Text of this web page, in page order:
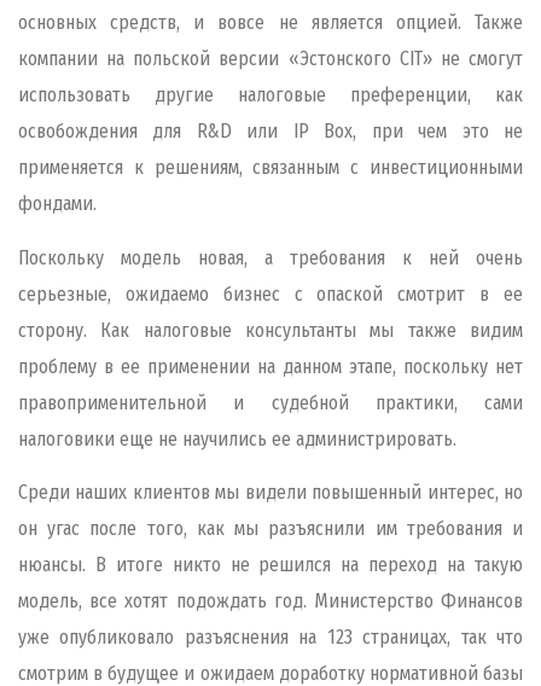
основных средств, и вовсе не является опцией. Также
компании на польской версии «Эстонского CIT» не смогут
использовать другие налоговые преференции, как
освобождения для
R& D или IP Box, при чем это не
применяется к решениям, связанным с инвестиционными
фондами.
Поскольку модель новая, а требования к ней очень
серьезные, ожидаемо бизнес с опаской смотрит в ее
сторону. Как налоговые консультанты мы также видим
проблему в ее применении на данном этапе, поскольку нет
правоприменительной и судебной практики, сами
налоговики еще не научились ее администрировать.
Среди наших клиентов мы видели повышенный интерес, но
он угас после того, как мы разъяснили им требования и
нюансы. В итоге никто не решился на переход на такую
модель, все хотят подождать год. Министерство Финансов
уже опубликовало разъяснения на 123 страницах, так что
смотрим в будущее и ожидаем доработку нормативной базы